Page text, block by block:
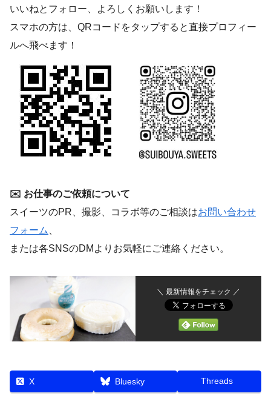
いいねとフォロー、よろしくお願いします！
スマホの方は、QRコードをタップすると直接プロフィー
ルへ飛べます！
✉️ お仕事のご依頼について
スイーツのPR、撮影、コラボ等のご相談はお問い合わせ
フォーム
または各SNSのDMよりお気軽にご連絡ください。
＼ 最新情報をチェック ／
X Bluesky Threads